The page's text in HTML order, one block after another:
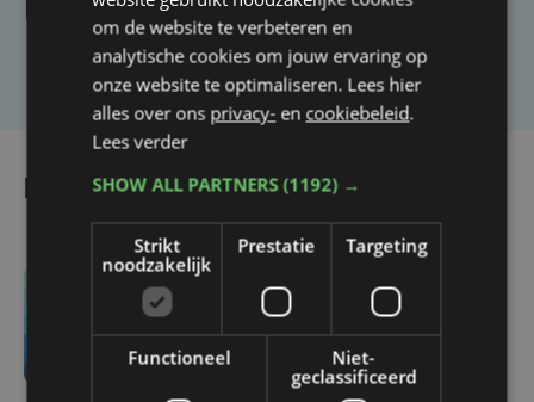
Laat het ons weten
Lees ook
do 6 augustus | 21:30
Yaro (19), slachtoffer van
vechtpartij, is na
maandenlange coma
om de website te verbeteren en
analytische cookies om jouw ervaring op
onze website te optimaliseren. Lees hier
alles over ons privacy- en cookiebeleid.
Lees verder
SHOW ALL PARTNERS(1192) →
Strikt
noodzakelijk
Prestatie Targeting
Functioneel
Niet-
geclassificeerd